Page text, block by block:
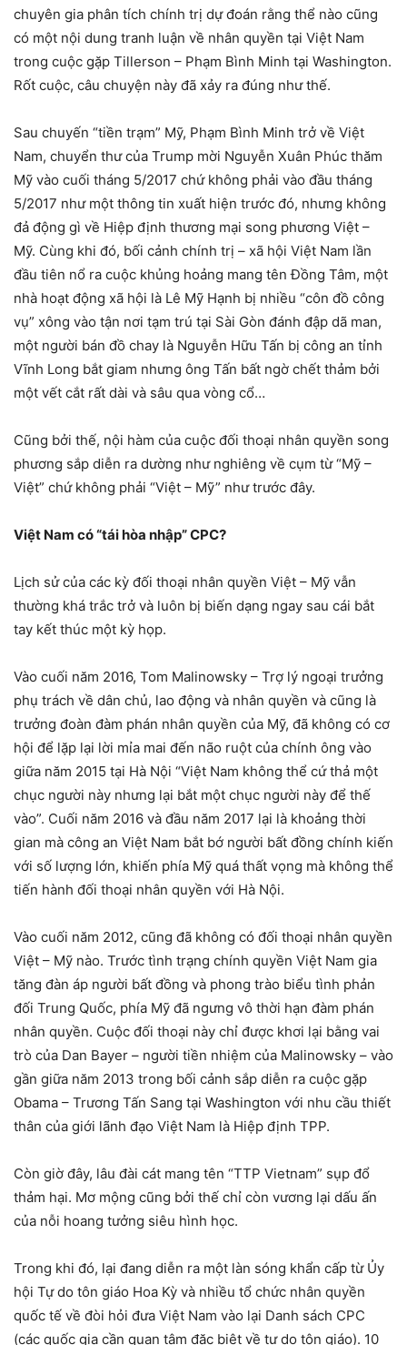
chuyên gia phân tích chính trị dự đoán rằng thể nào cũng
có một nội dung tranh luận về nhân quyền tại Việt Nam
trong cuộc gặp Tillerson – Phạm Bình Minh tại Washington.
Rốt cuộc, câu chuyện này đã xảy ra đúng như thế.
Sau chuyến “tiền trạm” Mỹ, Phạm Bình Minh trở về Việt
Nam, chuyển thư của Trump mời Nguyễn Xuân Phúc thăm
Mỹ vào cuối tháng 5/2017 chứ không phải vào đầu tháng
5/2017 như một thông tin xuất hiện trước đó, nhưng không
đả động gì về Hiệp định thương mại song phương Việt –
Mỹ. Cùng khi đó, bối cảnh chính trị – xã hội Việt Nam lần
đầu tiên nổ ra cuộc khủng hoảng mang tên Đồng Tâm, một
nhà hoạt động xã hội là Lê Mỹ Hạnh bị nhiều “côn đồ công
vụ” xông vào tận nơi tạm trú tại Sài Gòn đánh đập dã man,
một người bán đồ chay là Nguyễn Hữu Tấn bị công an tỉnh
Vĩnh Long bắt giam nhưng ông Tấn bất ngờ chết thảm bởi
một vết cắt rất dài và sâu qua vòng cổ…
Cũng bởi thế, nội hàm của cuộc đối thoại nhân quyền song
phương sắp diễn ra dường như nghiêng về cụm từ “Mỹ –
Việt” chứ không phải “Việt – Mỹ” như trước đây.
Việt Nam có “tái hòa nhập” CPC?
Lịch sử của các kỳ đối thoại nhân quyền Việt – Mỹ vẫn
thường khá trắc trở và luôn bị biến dạng ngay sau cái bắt
tay kết thúc một kỳ họp.
Vào cuối năm 2016, Tom Malinowsky – Trợ lý ngoại trưởng
phụ trách về dân chủ, lao động và nhân quyền và cũng là
trưởng đoàn đàm phán nhân quyền của Mỹ, đã không có cơ
hội để lặp lại lời mỉa mai đến não ruột của chính ông vào
giữa năm 2015 tại Hà Nội “Việt Nam không thể cứ thả một
chục người này nhưng lại bắt một chục người này để thế
vào”. Cuối năm 2016 và đầu năm 2017 lại là khoảng thời
gian mà công an Việt Nam bắt bớ người bất đồng chính kiến
với số lượng lớn, khiến phía Mỹ quá thất vọng mà không thể
tiến hành đối thoại nhân quyền với Hà Nội.
Vào cuối năm 2012, cũng đã không có đối thoại nhân quyền
Việt – Mỹ nào. Trước tình trạng chính quyền Việt Nam gia
tăng đàn áp người bất đồng và phong trào biểu tình phản
đối Trung Quốc, phía Mỹ đã ngưng vô thời hạn đàm phán
nhân quyền. Cuộc đối thoại này chỉ được khơi lại bằng vai
trò của Dan Bayer – người tiền nhiệm của Malinowsky – vào
gần giữa năm 2013 trong bối cảnh sắp diễn ra cuộc gặp
Obama – Trương Tấn Sang tại Washington với nhu cầu thiết
thân của giới lãnh đạo Việt Nam là Hiệp định TPP.
Còn giờ đây, lâu đài cát mang tên “TTP Vietnam” sụp đổ
thảm hại. Mơ mộng cũng bởi thế chỉ còn vương lại dấu ấn
của nỗi hoang tưởng siêu hình học.
Trong khi đó, lại đang diễn ra một làn sóng khẩn cấp từ Ủy
hội Tự do tôn giáo Hoa Kỳ và nhiều tổ chức nhân quyền
quốc tế về đòi hỏi đưa Việt Nam vào lại Danh sách CPC
(các quốc gia cần quan tâm đặc biệt về tự do tôn giáo). 10